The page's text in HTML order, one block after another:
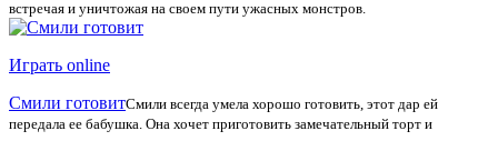
встречая и уничтожая на своем пути ужасных монстров.
Играть online
Смили готовитСмили всегда умела хорошо готовить, этот дар ей
передала ее бабушка. Она хочет приготовить замечательный торт и